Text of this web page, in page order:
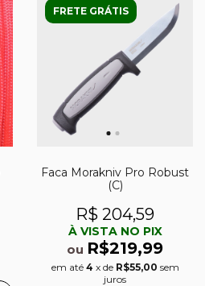
FRETE GRÁTIS
Faca Morakniv Pro Robust
(C)
R$ 204,59
À VISTA NO PIX
ou R$219,99
em até 4 x de R$55,00 sem
juros